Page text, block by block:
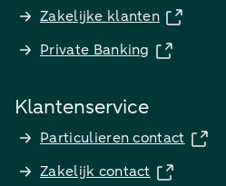
Zakelijke klanten
Private Banking
Klantenservice
Particulieren contact
Zakelijk contact